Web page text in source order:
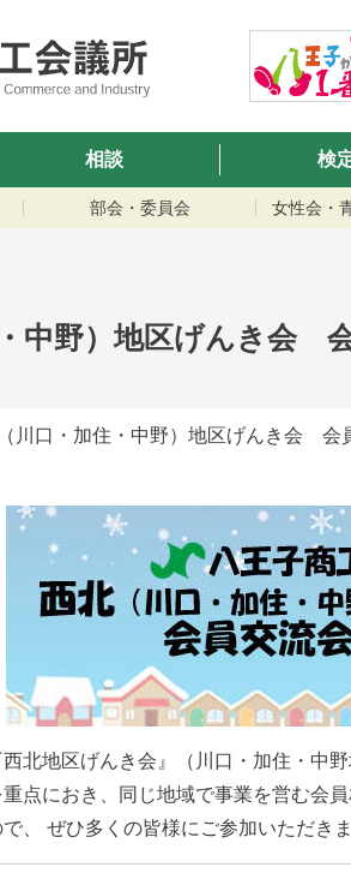
相談 検
部会・委員会 女性会・
中野）地区げんき会
川口・加住・中野）地区げんき会 会
北地区げんき会』（川口・加住・中
点におき、同じ地域で事業を営む会
、 ぜひ多くの皆様にご参加いただき